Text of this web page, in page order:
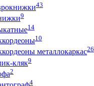
43
9
14
10
металлокаркас26
кляк9
2
4